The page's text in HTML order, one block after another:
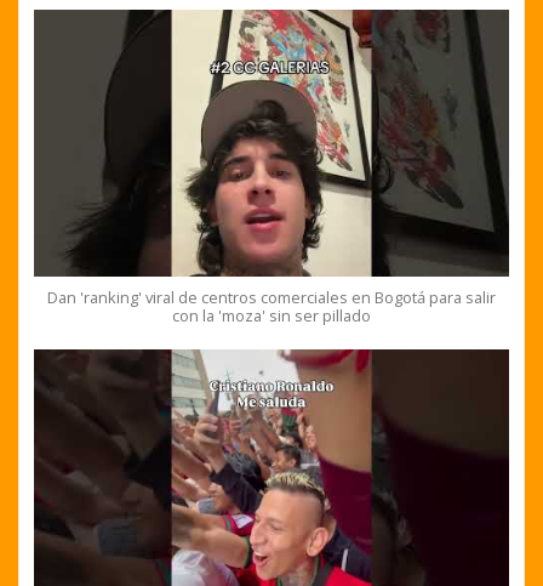
Dan 'ranking' viral de centros comerciales en Bogotá para salir
con la 'moza' sin ser pillado